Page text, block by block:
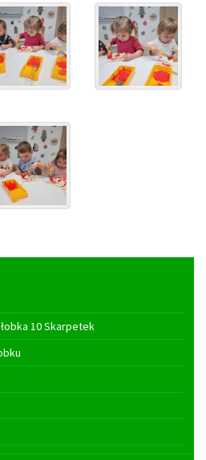
10 Skarpetek